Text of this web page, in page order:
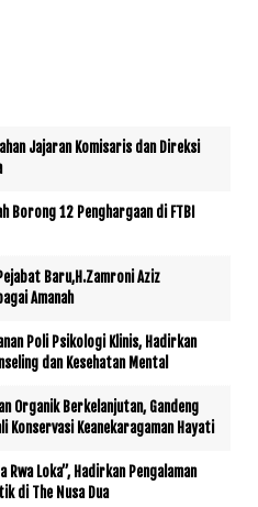
Jajaran Komisaris dan Direksi
Borong 12 Penghargaan di FTBI
Baru,H.Zamroni Aziz
Amanah
Poli Psikologi Klinis, Hadirkan
dan Kesehatan Mental
Organik Berkelanjutan, Gandeng
Konservasi Keanekaragaman Hayati
Rwa Loka”, Hadirkan Pengalaman
di The Nusa Dua